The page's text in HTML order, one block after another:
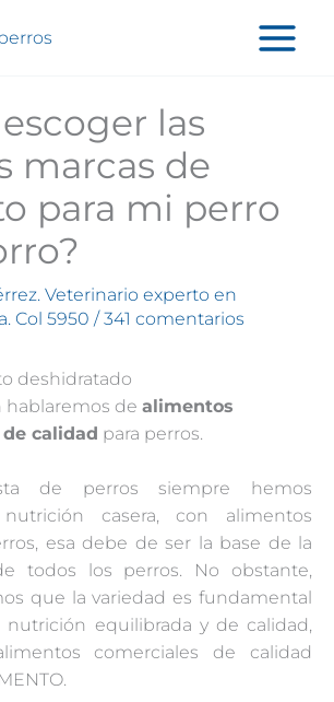
las
marcas de
para mi perro
Veterinario experto en
Col 5950 / 341 comentarios
hablaremos de alimentos
calidad para perros.
de perros siempre hemos
casera, con alimentos
esa debe de ser la base de la
todos los perros. No obstante,
que la variedad es fundamental
nutrición equilibrada y de calidad,
comerciales de calidad